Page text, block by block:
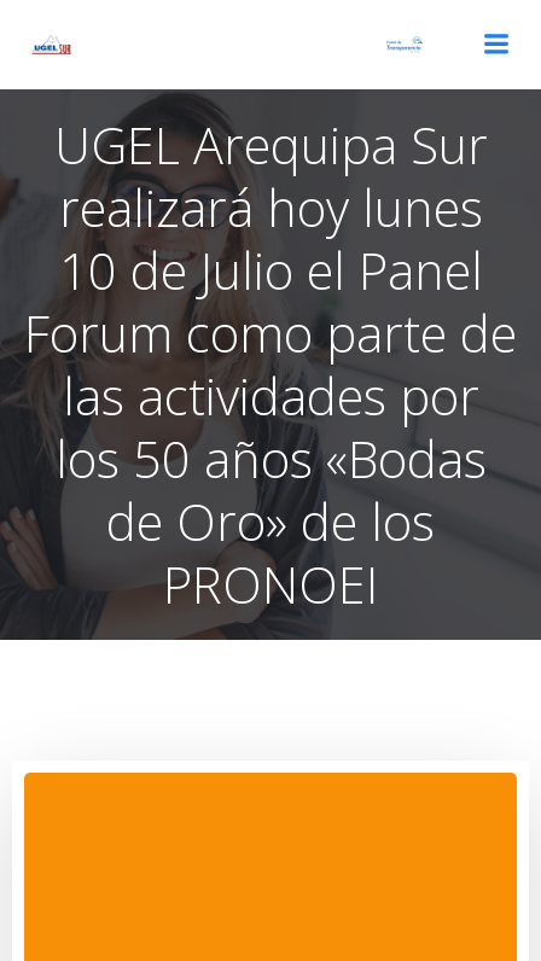
UGEL Arequipa Sur
realizará hoy lunes
10 de Julio el Panel
Forum como parte de
las actividades por
los 50 años «Bodas
de Oro» de los
PRONOEI